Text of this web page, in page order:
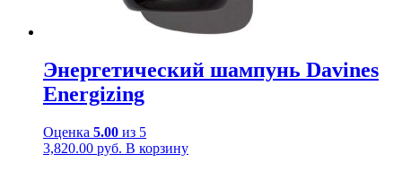
Энергетический шампунь Davines
Energizing
Оценка 5.00 из 5
3,820.00 руб. В корзину